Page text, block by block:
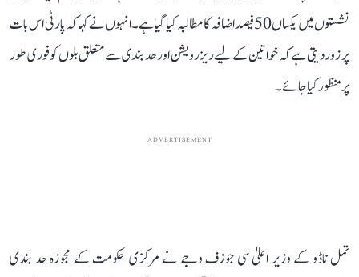
نشستوں میں یکساں 50 فیصد اضافہ کا مطالبہ کیا گیا ہے۔ انہوں نے کہا کہ پارٹی اس بات
پر زور دیتی ہے کہ خواتین کے لیے ریزرویشن اور حد بندی سے متعلق بلوں کو فوری طور
پر منظور کیا جائے۔
ADVERTISEMENT
تمل ناڈو کے وزیر اعلیٰ سی جوزف وجے نے مرکزی حکومت کے مجوزہ حد بندی